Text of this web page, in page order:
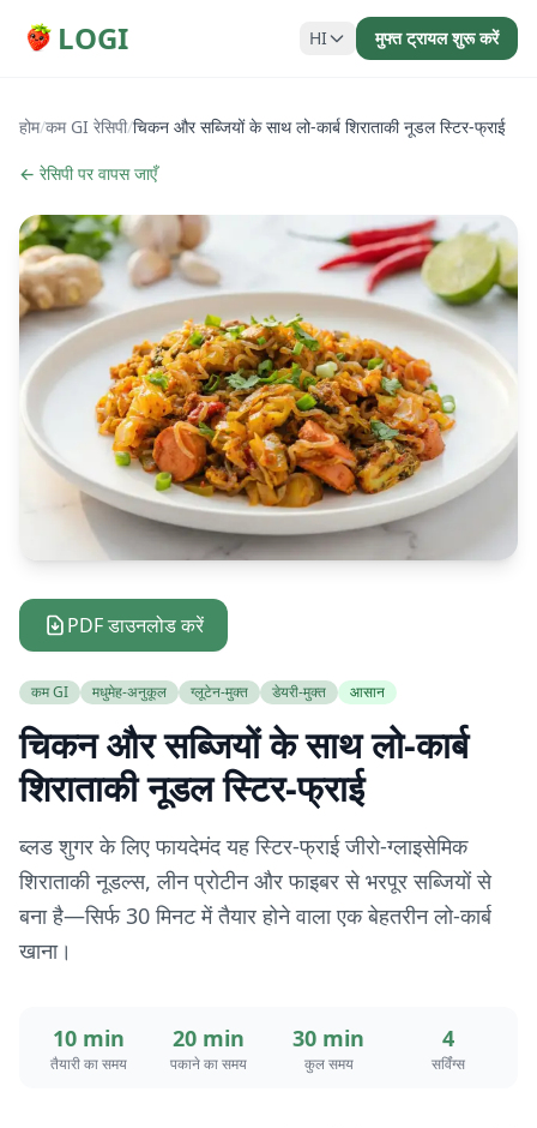
LOGI HI मुफ्त ट्रायल शुरू करें
होम/कम GI रेसिपी/चिकन और सब्जियों के साथ लो-कार्ब शिराताकी नूडल स्टिर-फ्राई
← रेसिपी पर वापस जाएँ
PDF डाउनलोड करें
कम GI मधुमेह-अनुकूल ग्लूटेन-मुक्त डेयरी-मुक्त आसान
चिकन और सब्जियों के साथ लो-कार्ब
शिराताकी नूडल स्टिर-फ्राई
ब्लड शुगर के लिए फायदेमंद यह स्टिर-फ्राई जीरो-ग्लाइसेमिक
शिराताकी नूडल्स, लीन प्रोटीन और फाइबर से भरपूर सब्जियों से
बना है—सिर्फ 30 मिनट में तैयार होने वाला एक बेहतरीन लो-कार्ब
खाना।
10 min
तैयारी का समय
20 min
पकाने का समय
30 min
कुल समय
4
सर्विंग्स